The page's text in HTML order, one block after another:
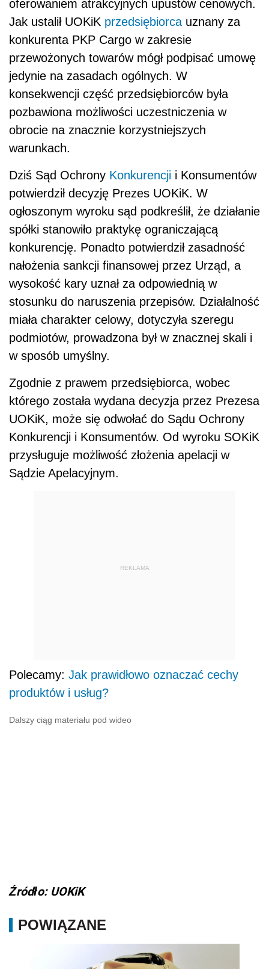
oferowaniem atrakcyjnych upustów cenowych.
Jak ustalił UOKiK przedsiębiorca uznany za
konkurenta PKP Cargo w zakresie
przewożonych towarów mógł podpisać umowę
jedynie na zasadach ogólnych. W
konsekwencji część przedsiębiorców była
pozbawiona możliwości uczestniczenia w
obrocie na znacznie korzystniejszych
warunkach.
Dziś Sąd Ochrony Konkurencji i Konsumentów
potwierdził decyzję Prezes UOKiK. W
ogłoszonym wyroku sąd podkreślił, że działanie
spółki stanowiło praktykę ograniczającą
konkurencję. Ponadto potwierdził zasadność
nałożenia sankcji finansowej przez Urząd, a
wysokość kary uznał za odpowiednią w
stosunku do naruszenia przepisów. Działalność
miała charakter celowy, dotyczyła szeregu
podmiotów, prowadzona był w znacznej skali i
w sposób umyślny.
Zgodnie z prawem przedsiębiorca, wobec
którego została wydana decyzja przez Prezesa
UOKiK, może się odwołać do Sądu Ochrony
Konkurencji i Konsumentów. Od wyroku SOKiK
przysługuje możliwość złożenia apelacji w
Sądzie Apelacyjnym.
REKLAMA
Polecamy: Jak prawidłowo oznaczać cechy
produktów i usług?
Dalszy ciąg materiału pod wideo
Źródło: UOKiK
POWIĄZANE